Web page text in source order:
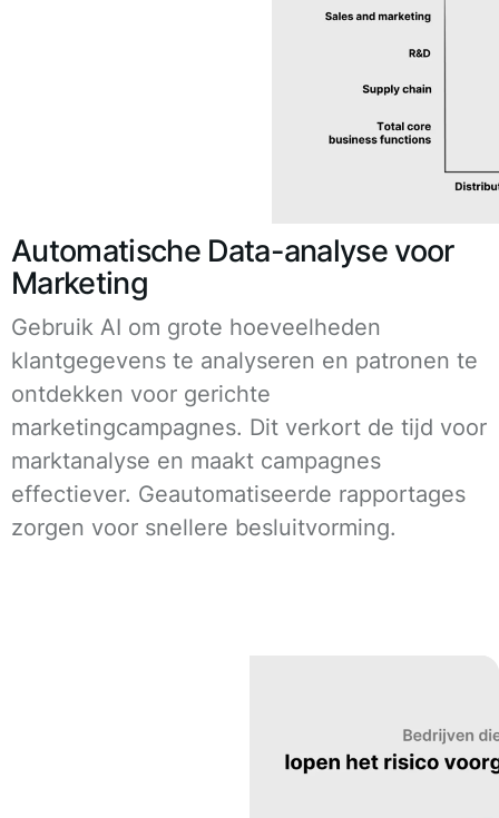
Automatische Data-analyse voor
Marketing
Gebruik AI om grote hoeveelheden
klantgegevens te analyseren en patronen te
ontdekken voor gerichte
marketingcampagnes. Dit verkort de tijd voor
marktanalyse en maakt campagnes
effectiever. Geautomatiseerde rapportages
zorgen voor snellere besluitvorming.